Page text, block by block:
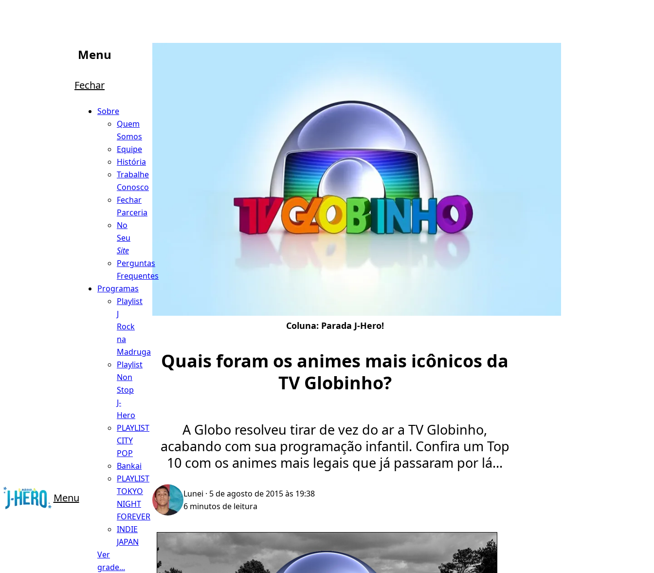
Menu
Menu
Fechar
Sobre
Quem
Somos
Equipe
História
Trabalhe
Conosco
Fechar
Parceria
No
Seu
Site
Perguntas
Frequentes
Programas
Playlist
J
Rock
na
Madruga
Playlist
Non
Stop
J-
Hero
PLAYLIST
CITY
POP
Bankai
PLAYLIST
TOKYO
NIGHT
FOREVER
INDIE
JAPAN
Ver
grade...
Coluna: Parada J-Hero!
Quais foram os animes mais icônicos da
TV Globinho?
A Globo resolveu tirar de vez do ar a TV Globinho,
acabando com sua programação infantil. Confira um Top
10 com os animes mais legais que já passaram por lá...
Lunei · 5 de agosto de 2015 às 19:38
6 minutos de leitura